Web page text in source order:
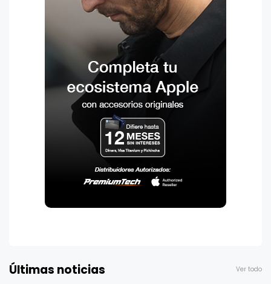
Últimas noticias Ver todo